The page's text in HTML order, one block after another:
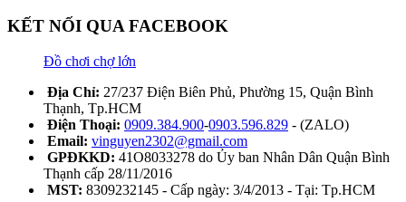
KẾT NỐI QUA FACEBOOK
Đồ chơi chợ lớn
Địa Chỉ: 27/237 Điện Biên Phủ, Phường 15, Quận Bình
Thạnh, Tp.HCM
Điện Thoại: 0909.384.900-0903.596.829 - (ZALO)
Email: vinguyen2302@gmail.com
GPĐKKD: 41O8033278 do Ủy ban Nhân Dân Quận Bình
Thạnh cấp 28/11/2016
MST: 8309232145 - Cấp ngày: 3/4/2013 - Tại: Tp.HCM